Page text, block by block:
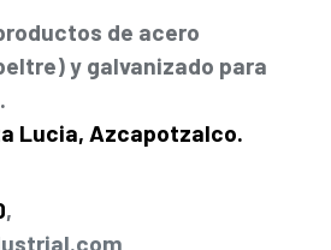
de acero
y galvanizado para
Lucia, Azcapotzalco.
,